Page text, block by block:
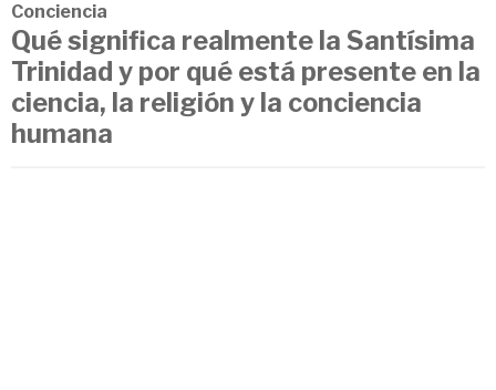
Conciencia
Qué significa realmente la Santísima
Trinidad y por qué está presente en la
ciencia, la religión y la conciencia
humana